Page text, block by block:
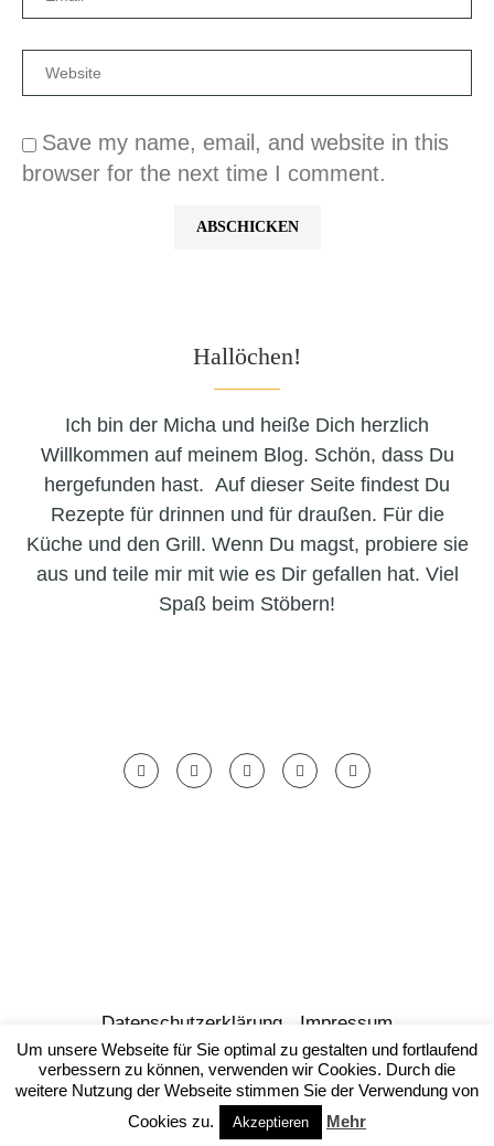
Save my name, email, and website in this
browser for the next time I comment.
Hallöchen!
Ich bin der Micha und heiße Dich herzlich
Willkommen auf meinem Blog. Schön, dass Du
hergefunden hast. Auf dieser Seite findest Du
Rezepte für drinnen und für draußen. Für die
Küche und den Grill. Wenn Du magst, probiere sie
aus und teile mir mit wie es Dir gefallen hat. Viel
Spaß beim Stöbern!
Datenschutzerklärung Impressum
© by foodish.cooking 2023
NACH OBEN
Um unsere Webseite für Sie optimal zu gestalten und fortlaufend
verbessern zu können, verwenden wir Cookies. Durch die
weitere Nutzung der Webseite stimmen Sie der Verwendung von
Cookies zu.
Akzeptieren Mehr